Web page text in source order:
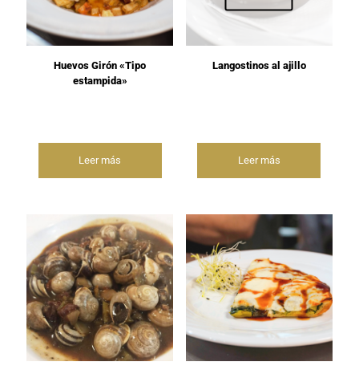
Huevos Girón «Tipo
estampida»
Leer más
Langostinos al ajillo
Leer más